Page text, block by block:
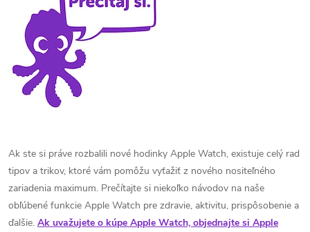
Ak ste si práve rozbalili nové hodinky Apple Watch, existuje celý rad
tipov a trikov, ktoré vám pomôžu vyťažiť z nového nositeľného
zariadenia maximum. Prečítajte si niekoľko návodov na naše
obľúbené funkcie Apple Watch pre zdravie, aktivitu, prispôsobenie a
ďalšie. Ak uvažujete o kúpe Apple Watch, objednajte si Apple